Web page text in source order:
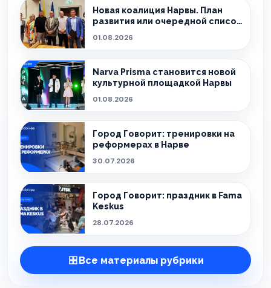
Новая коалиция Нарвы. План
развития или очередной список
01.08.2026
Narva Prisma становится новой
культурной площадкой Нарвы
01.08.2026
Город Говорит: тренировки на
реформерах в Нарве
30.07.2026
Город Говорит: праздник в Fama
Keskus
28.07.2026
Все материалы рубрики